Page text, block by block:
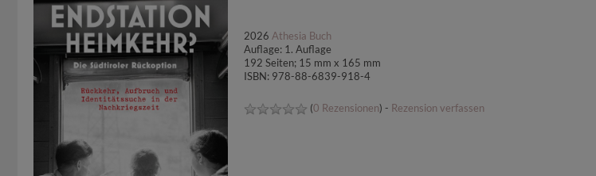
2026 Athesia Buch
Auflage: 1. Auflage
192 Seiten; 15 mm x 165 mm
ISBN: 978-88-6839-918-4
(0 Rezensionen) - Rezension verfassen